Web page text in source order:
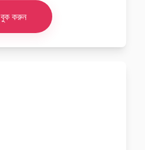
বুক করুন